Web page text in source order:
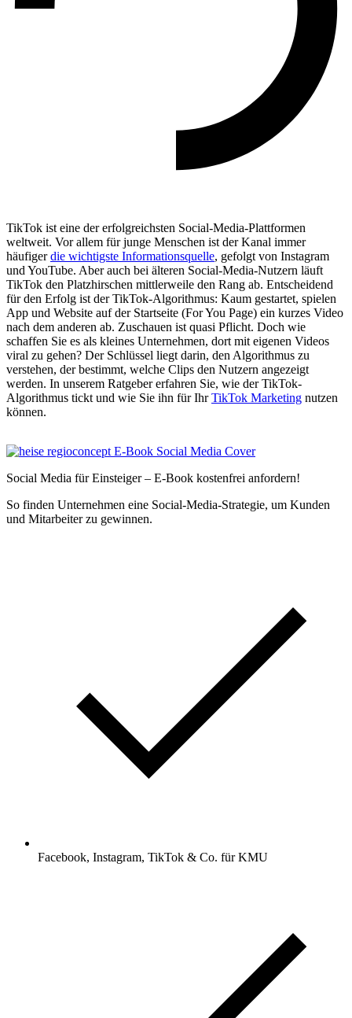
TikTok ist eine der erfolgreichsten Social-Media-Plattformen
weltweit. Vor allem für junge Menschen ist der Kanal immer
häufigerdie wichtigste Informationsquelle, gefolgt von Instagram
und YouTube. Aber auch bei älteren Social-Media-Nutzern läuft
TikTok den Platzhirschen mittlerweile den Rang ab. Entscheidend
für den Erfolg ist der TikTok-Algorithmus: Kaum gestartet, spielen
App und Website auf der Startseite (For You Page) ein kurzes Video
nach dem anderen ab. Zuschauen ist quasi Pflicht. Doch wie
schaffen Sie es als kleines Unternehmen, dort mit eigenen Videos
viral zu gehen? Der Schlüssel liegt darin, den Algorithmus zu
verstehen, der bestimmt, welche Clips den Nutzern angezeigt
werden. In unserem Ratgeber erfahren Sie, wie der TikTok-
Algorithmus tickt und wie Sie ihn für IhrTikTok Marketing nutzen
können.
Social Media für Einsteiger – E-‍Book kostenfrei anfordern!
So finden Unternehmen eine Social-Media-Strategie, um Kunden
und Mitarbeiter zu gewinnen.
Facebook, Instagram, TikTok & Co. für KMU